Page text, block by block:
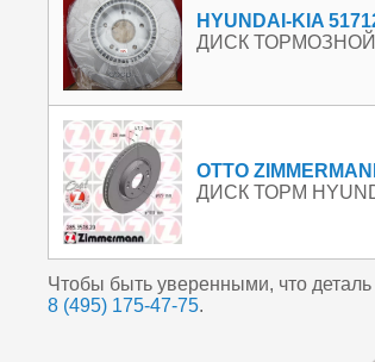
HYUNDAI-KIA
ДИСК ТОРМОЗНОЙ
OTTO
ДИСК ТОРМ
Чтобы быть уверенными, что
8 (495) 175-47-75.